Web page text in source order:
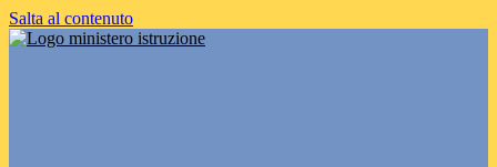
Salta al contenuto